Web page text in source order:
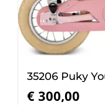
35206 Puky
€ 300,00